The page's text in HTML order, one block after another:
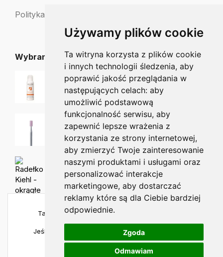
Używamy plików cookie
Ta witryna korzysta z plików cookie
i innych technologii śledzenia, aby
poprawić jakość przeglądania w
następujących celach: aby
umożliwić podstawową
funkcjonalność serwisu, aby
zapewnić lepsze wrażenia z
korzystania ze strony internetowej,
aby zmierzyć Twoje zainteresowanie
naszymi produktami i usługami oraz
personalizować interakcje
marketingowe, aby dostarczać
reklamy które są dla Ciebie bardziej
odpowiednie.
Zgoda
Odmawiam
Polityka zwrotów
Wybrane dla Ciebie
23.00
638 frez kamienny
12.50zł
Radełko Kiehl - okrągłe
36.25zł
Ta strona używa plików cookies, aby zapewnić
najlepszą jakość korzystania.
Jeśli chcesz sprawdzić szczegóły, odwiedź naszą
politykę prywatności.